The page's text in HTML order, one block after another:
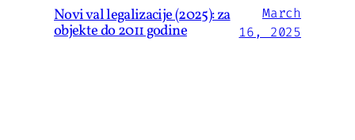
Novi val legalizacije (2025): za
objekte do 2011 godine
March
16, 2025